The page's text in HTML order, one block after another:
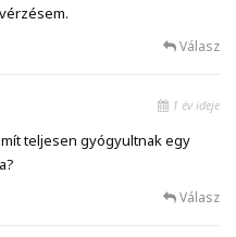
Válasz
1 év ideje
teljesen gyógyultnak egy
Válasz